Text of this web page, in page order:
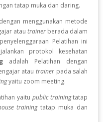
tatap muka dan daring.
menggunakan metode
atautrainer berada dalam
Pelatihan ini
protokol kesehatan
adalah Pelatihan dengan
atautrainer pada salah
yaitu zoom meeting.
yaitu public trainingtatap
trainingtatap muka dan